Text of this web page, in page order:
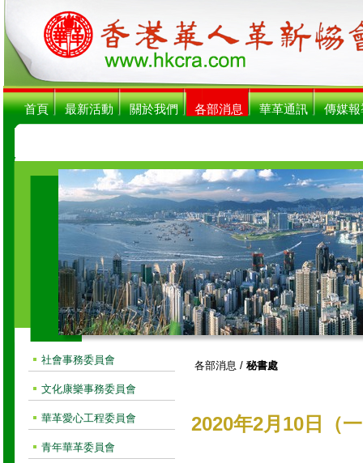
首頁 最新活動 關於我們 各部消息 華革通訊 傳媒報
社會事務委員會
文化康樂事務委員會
華革愛心工程委員會
青年華革委員會
各部消息 / 秘書處
2020年2月10日（